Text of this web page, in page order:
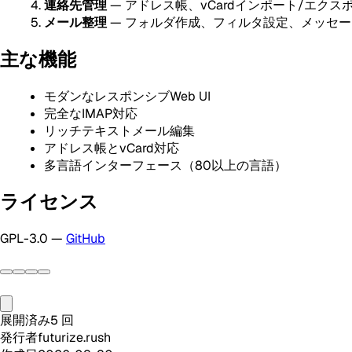
連絡先管理 — アドレス帳、vCardインポート/エクス
メール整理 — フォルダ作成、フィルタ設定、メッセ
主な機能
モダンなレスポンシブWeb UI
完全なIMAP対応
リッチテキストメール編集
アドレス帳とvCard対応
多言語インターフェース（80以上の言語）
ライセンス
GPL-3.0 — GitHub
展開済み5 回
発行者futurize.rush